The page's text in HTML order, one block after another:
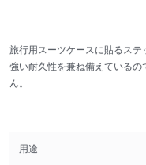
旅行用スーツケースに貼るステ
強い耐久性を兼ね備えている
ん。
用途